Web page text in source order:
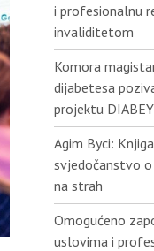
i profesionalnu
invaliditetom
Komora
dijabetesa
projektu
Agim Byci:
svjedočanstvo
na strah
Omogućeno
uslovima i